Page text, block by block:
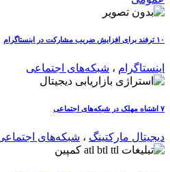
۱۰ ترفند برای افزایش ضریب مشارکت در اینستاگرام
اینستاگرام ، شبکه‌های اجتماعی
۷ اشتباه مهلک در شبکه‌های اجتماعی
دیجیتال مارکتینگ ، شبکه‌های